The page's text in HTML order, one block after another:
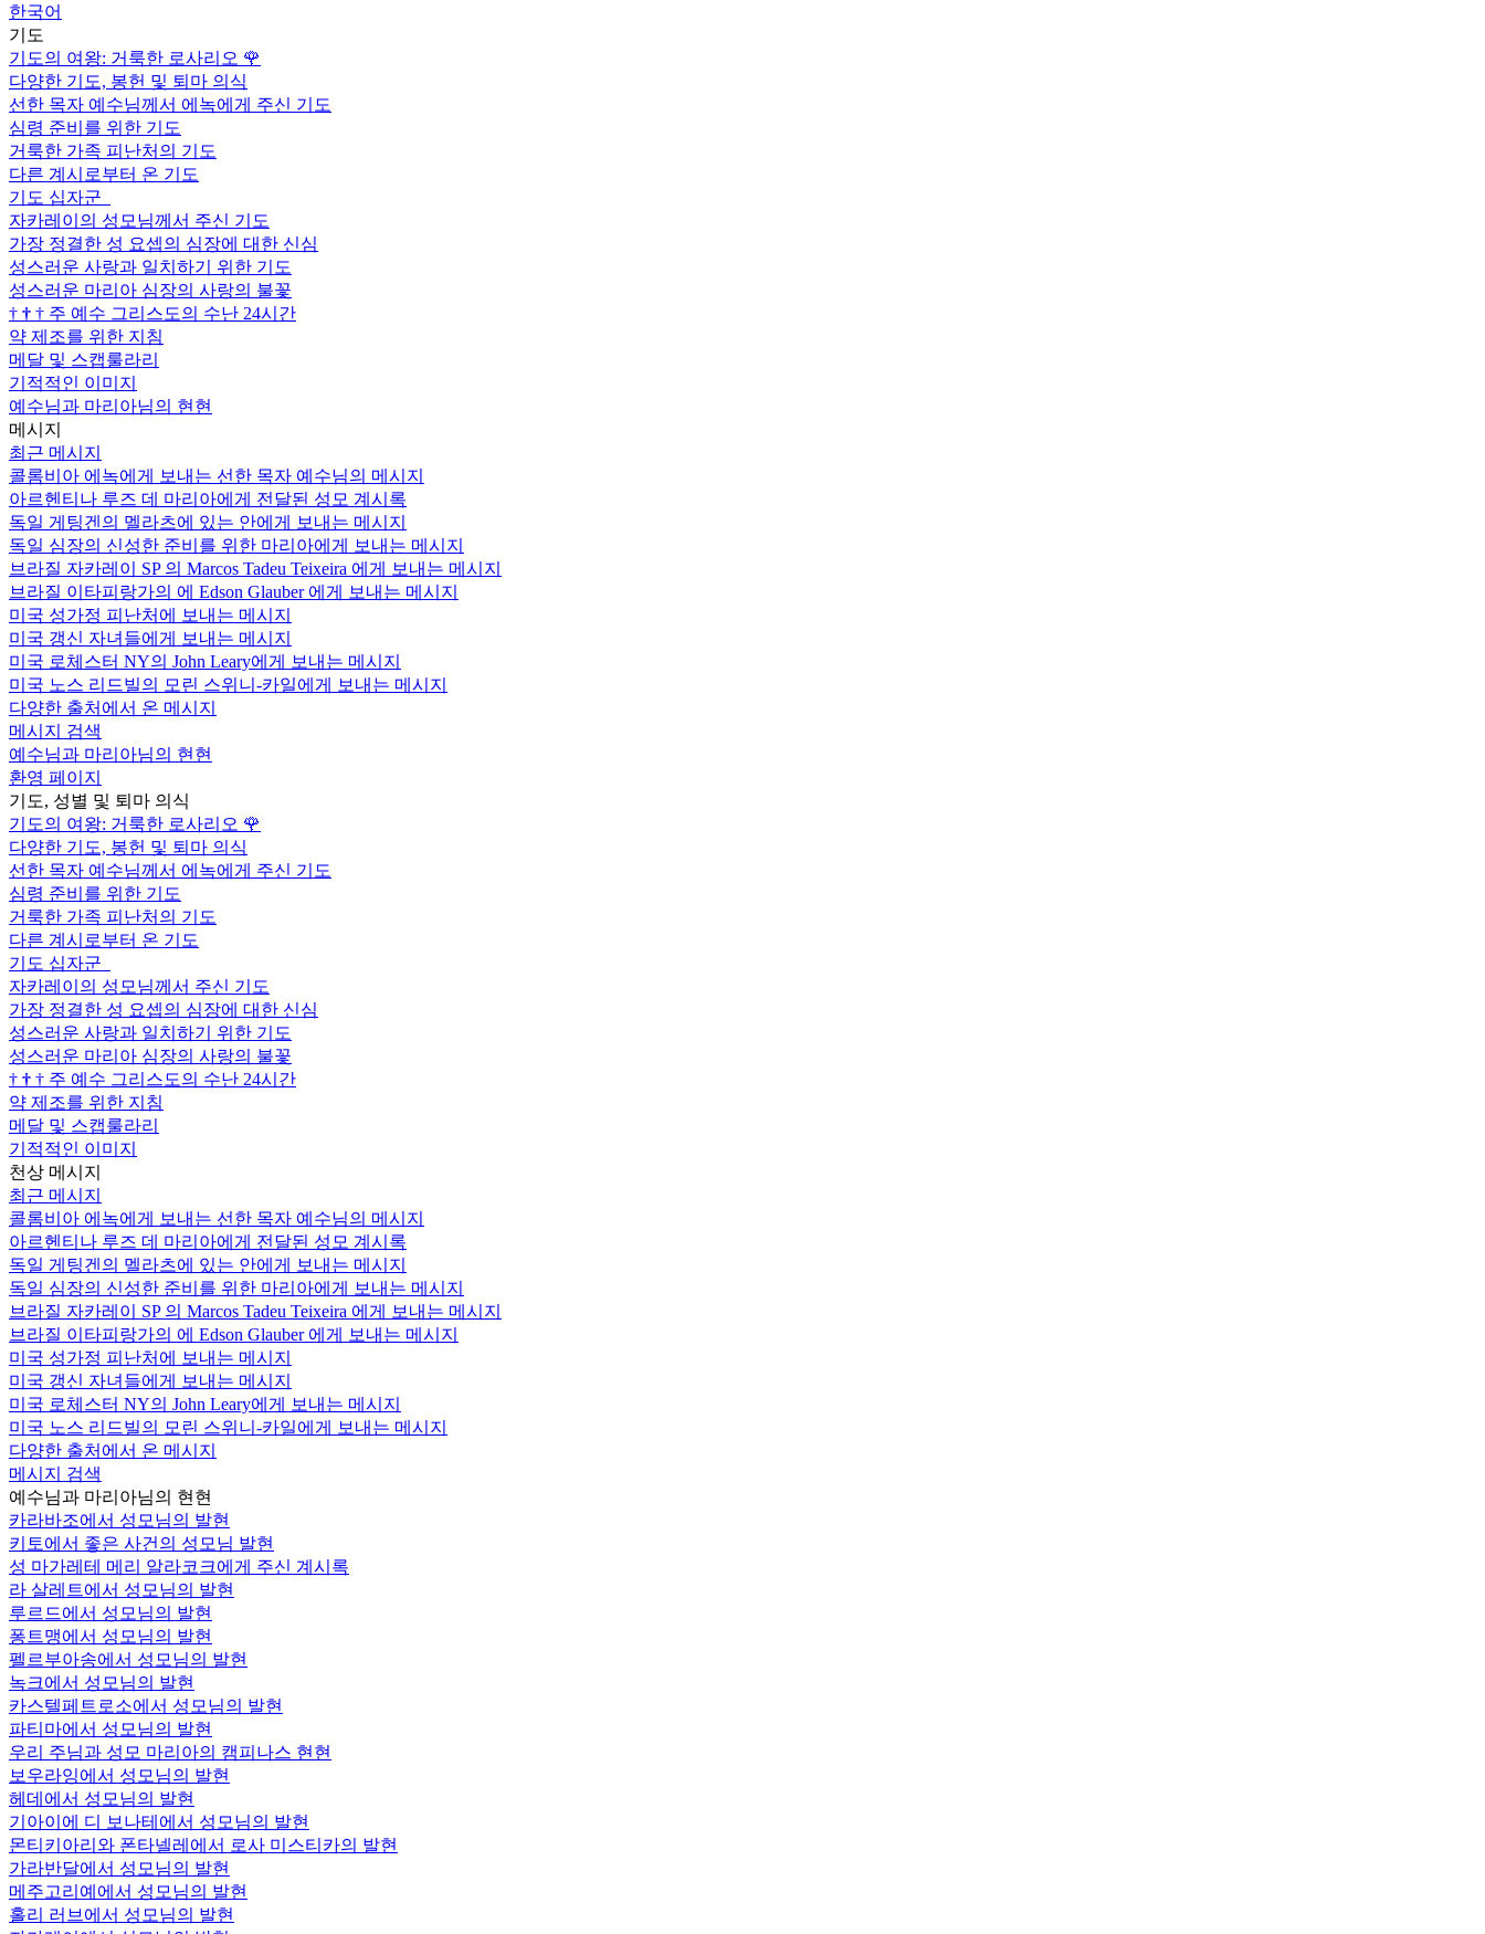
한국어
기도
기도의 여왕: 거룩한 로사리오 🌹
다양한 기도, 봉헌 및 퇴마 의식
선한 목자 예수님께서 에녹에게 주신 기도
심령 준비를 위한 기도
거룩한 가족 피난처의 기도
다른 계시로부터 온 기도
기도 십자군
자카레이의 성모님께서 주신 기도
가장 정결한 성 요셉의 심장에 대한 신심
성스러운 사랑과 일치하기 위한 기도
성스러운 마리아 심장의 사랑의 불꽃
† † † 주 예수 그리스도의 수난 24시간
약 제조를 위한 지침
메달 및 스캡룰라리
기적적인 이미지
예수님과 마리아님의 현현
메시지
최근 메시지
콜롬비아 에녹에게 보내는 선한 목자 예수님의 메시지
아르헨티나 루즈 데 마리아에게 전달된 성모 계시록
독일 게팅겐의 멜라츠에 있는 안에게 보내는 메시지
독일 심장의 신성한 준비를 위한 마리아에게 보내는 메시지
브라질 자카레이 SP 의 Marcos Tadeu Teixeira 에게 보내는 메시지
브라질 이타피랑가의 에 Edson Glauber 에게 보내는 메시지
미국 성가정 피난처에 보내는 메시지
미국 갱신 자녀들에게 보내는 메시지
미국 로체스터 NY의 John Leary에게 보내는 메시지
미국 노스 리드빌의 모린 스위니-카일에게 보내는 메시지
다양한 출처에서 온 메시지
메시지 검색
예수님과 마리아님의 현현
환영 페이지
기도, 성별 및 퇴마 의식
기도의 여왕: 거룩한 로사리오 🌹
다양한 기도, 봉헌 및 퇴마 의식
선한 목자 예수님께서 에녹에게 주신 기도
심령 준비를 위한 기도
거룩한 가족 피난처의 기도
다른 계시로부터 온 기도
기도 십자군
자카레이의 성모님께서 주신 기도
가장 정결한 성 요셉의 심장에 대한 신심
성스러운 사랑과 일치하기 위한 기도
성스러운 마리아 심장의 사랑의 불꽃
† † † 주 예수 그리스도의 수난 24시간
약 제조를 위한 지침
메달 및 스캡룰라리
기적적인 이미지
천상 메시지
최근 메시지
콜롬비아 에녹에게 보내는 선한 목자 예수님의 메시지
아르헨티나 루즈 데 마리아에게 전달된 성모 계시록
독일 게팅겐의 멜라츠에 있는 안에게 보내는 메시지
독일 심장의 신성한 준비를 위한 마리아에게 보내는 메시지
브라질 자카레이 SP 의 Marcos Tadeu Teixeira 에게 보내는 메시지
브라질 이타피랑가의 에 Edson Glauber 에게 보내는 메시지
미국 성가정 피난처에 보내는 메시지
미국 갱신 자녀들에게 보내는 메시지
미국 로체스터 NY의 John Leary에게 보내는 메시지
미국 노스 리드빌의 모린 스위니-카일에게 보내는 메시지
다양한 출처에서 온 메시지
메시지 검색
예수님과 마리아님의 현현
카라바조에서 성모님의 발현
키토에서 좋은 사건의 성모님 발현
성 마가레테 메리 알라코크에게 주신 계시록
라 살레트에서 성모님의 발현
루르드에서 성모님의 발현
퐁트맹에서 성모님의 발현
펠르부아송에서 성모님의 발현
녹크에서 성모님의 발현
카스텔페트로소에서 성모님의 발현
파티마에서 성모님의 발현
우리 주님과 성모 마리아의 캠피나스 현현
보우라잉에서 성모님의 발현
헤데에서 성모님의 발현
기아이에 디 보나테에서 성모님의 발현
몬티키아리와 폰타넬레에서 로사 미스티카의 발현
가라반달에서 성모님의 발현
메주고리예에서 성모님의 발현
홀리 러브에서 성모님의 발현